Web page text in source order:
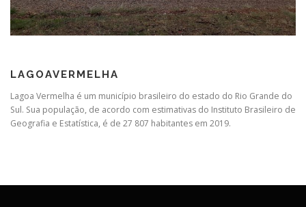
LAGOAVERMELHA
Lagoa Vermelha é um município brasileiro do estado do Rio Grande do
Sul. Sua população, de acordo com estimativas do Instituto Brasileiro de
Geografia e Estatística, é de 27 807 habitantes em 2019.